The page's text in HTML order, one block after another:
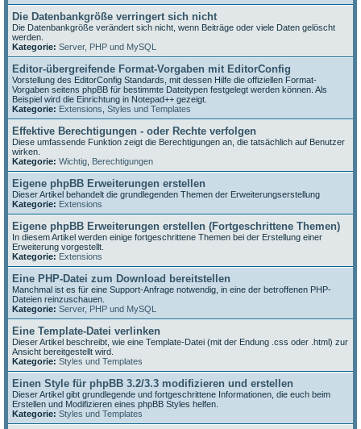
Die Datenbankgröße verringert sich nicht
Die Datenbankgröße verändert sich nicht, wenn Beiträge oder viele Daten gelöscht
werden.
Kategorie: Server, PHP und MySQL
Editor-übergreifende Format-Vorgaben mit EditorConfig
Vorstellung des EditorConfig Standards, mit dessen Hilfe die offiziellen Format-
Vorgaben seitens phpBB für bestimmte Dateitypen festgelegt werden können. Als
Beispiel wird die Einrichtung in Notepad++ gezeigt.
Kategorie: Extensions Styles und Templates
Effektive Berechtigungen - oder Rechte verfolgen
Diese umfassende Funktion zeigt die Berechtigungen an, die tatsächlich auf Benutzer
wirken.
Kategorie: Wichtig Berechtigungen
Eigene phpBB Erweiterungen erstellen
Dieser Artikel behandelt die grundlegenden Themen der Erweiterungserstellung
Kategorie: Extensions
Eigene phpBB Erweiterungen erstellen (Fortgeschrittene Themen)
In diesem Artikel werden einige fortgeschrittene Themen bei der Erstellung einer
Erweiterung vorgestellt.
Kategorie: Extensions
Eine PHP-Datei zum Download bereitstellen
Manchmal ist es für eine Support-Anfrage notwendig, in eine der betroffenen PHP-
Dateien reinzuschauen.
Kategorie: Server, PHP und MySQL
Eine Template-Datei verlinken
Dieser Artikel beschreibt, wie eine Template-Datei (mit der Endung .css oder .html) zur
Ansicht bereitgestellt wird.
Kategorie: Styles und Templates
Einen Style für phpBB 3.2/3.3 modifizieren und erstellen
Dieser Artikel gibt grundlegende und fortgeschrittene Informationen, die euch beim
Erstellen und Modifizieren eines phpBB Styles helfen.
Kategorie: Styles und Templates